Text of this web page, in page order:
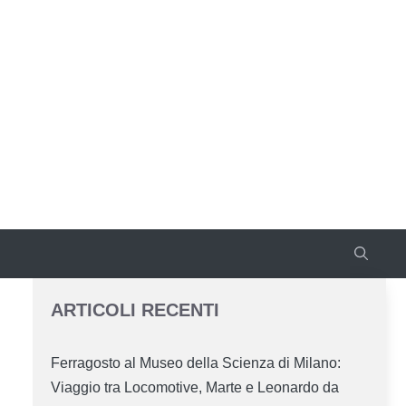
ARTICOLI RECENTI
Ferragosto al Museo della Scienza di Milano:
Viaggio tra Locomotive, Marte e Leonardo da